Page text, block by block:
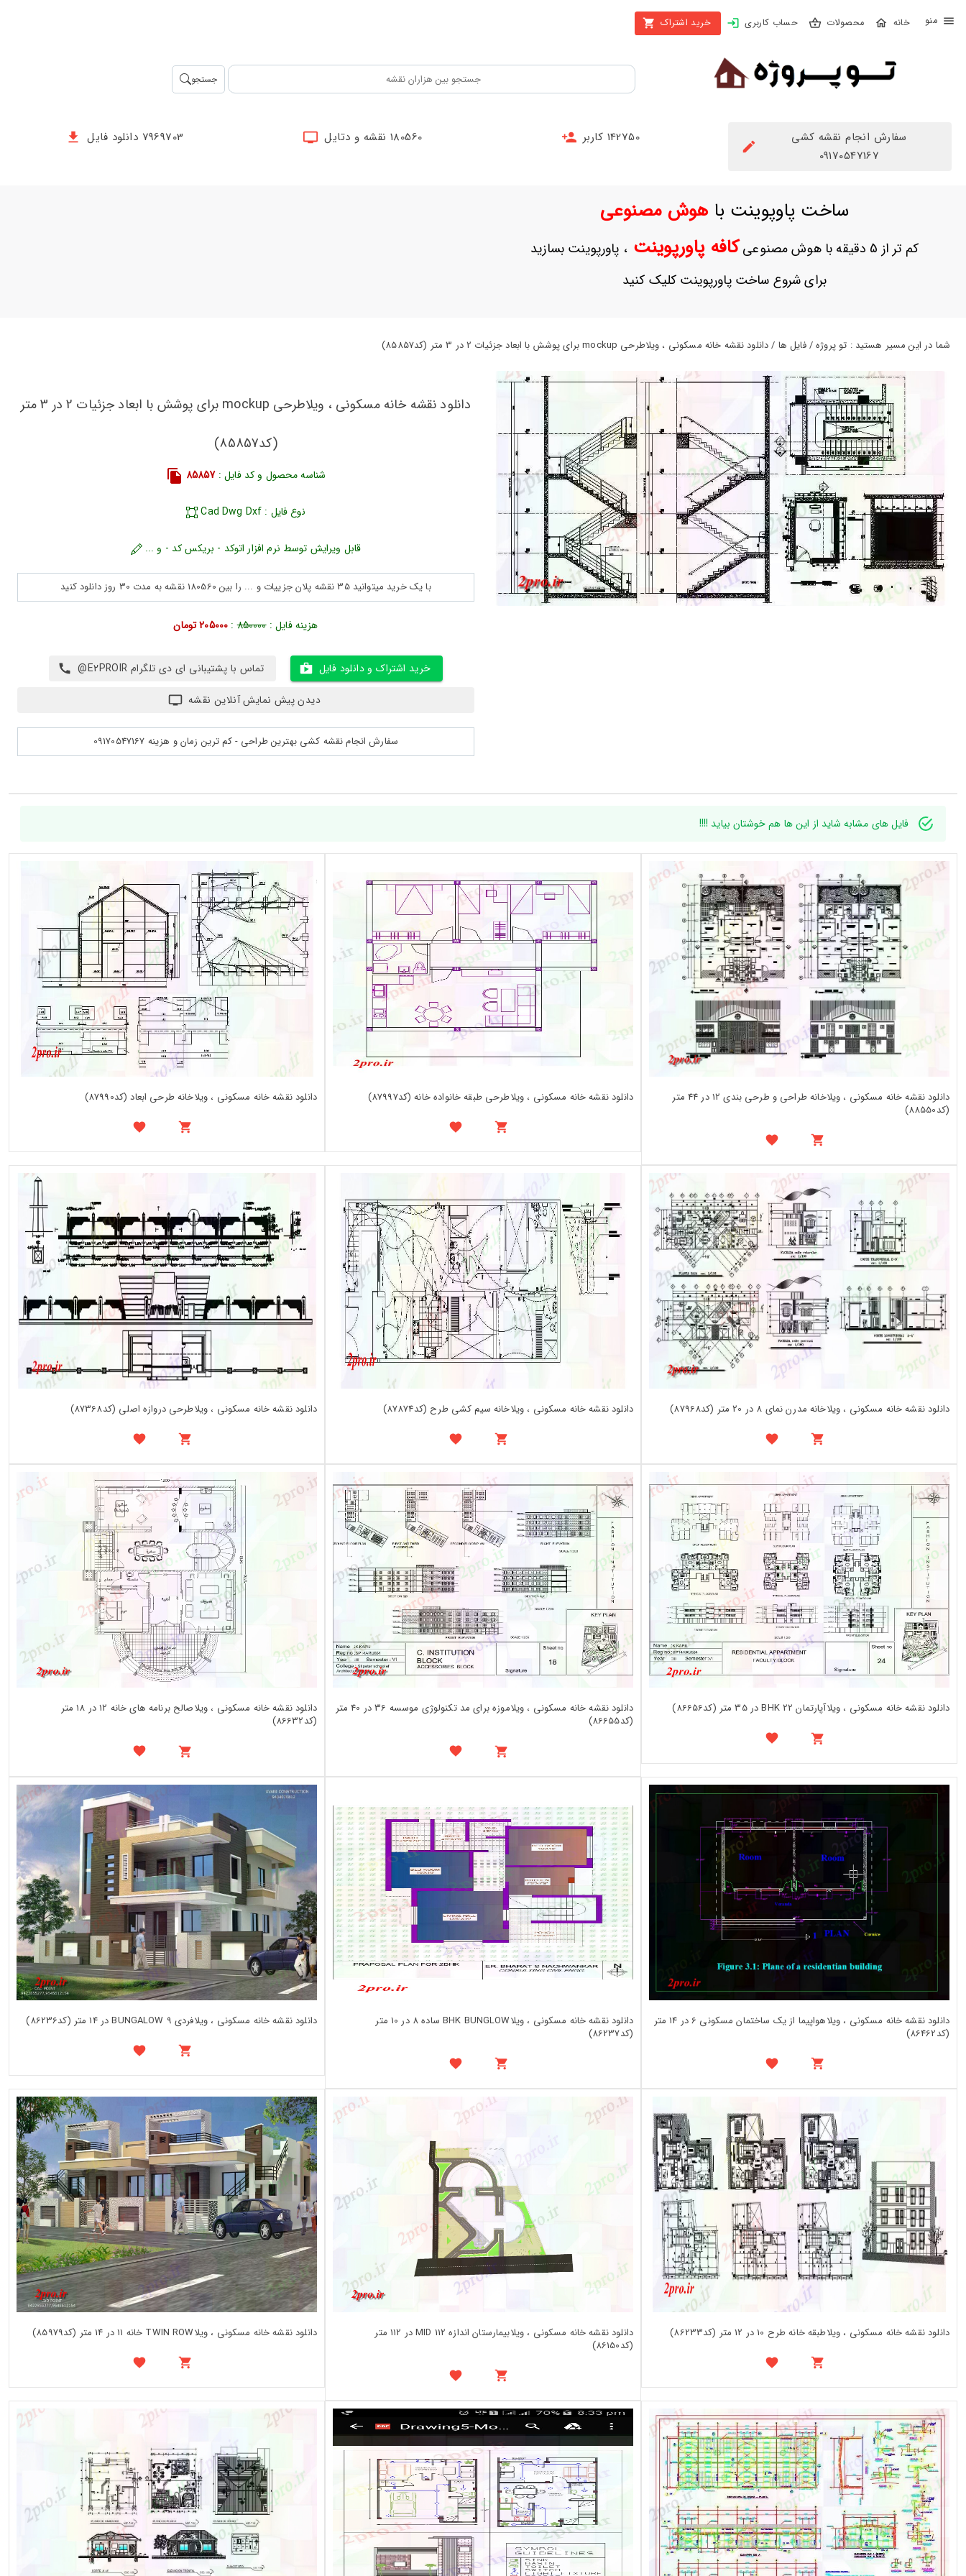
محصولات حساب کاربری خرید اشتراک
بستن
محصولات
حساب
ثبت
نام
بازیابی
رمز
عبور
علاقه
مندی
جستجو
سفارش انجام نقشه کشی
09170547167
142750 کاربر 180560 نقشه و دتایل 7969703 دانلود فایل
ساخت پاوپوینت باهوش مصنوعی
کم تر از 5 دقیقه با هوش مصنوعی کافه پاورپوینت، پاورپوینت بسازید
برای شروع ساخت پاورپوینت کلیک کنید
شما در این مسیر هستید : تو پروژه / فایل ها / دانلود نقشه خانه مسکونی ، ویلاطرحی mockup برای پوشش با ابعاد جزئیات 2 در 3 متر (کد85857)
دانلود نقشه خانه مسکونی ، ویلاطرحی mockup برای پوشش با ابعاد جزئیات 2 در 3 متر
(کد85857)
شناسه محصول و کد فایل :85857
نوع فایل : Cad Dwg Dxf
قابل ویرایش توسط نرم افزار اتوکد - بریکس کد - و ...
با یک خرید میتوانید 35 نقشه پلان جزییات و ... را بین 180560 نقشه به مدت 30 روز دانلود کنید
هزینه فایل :850000
: 205000 تومان
خرید اشتراک و دانلود فایل
تماس با پشتیبانی ای دی تلگرام E2PROIR@
دیدن پیش نمایش آنلاین نقشه
سفارش انجام نقشه کشی بهترین طراحی - کم ترین زمان و هزینه 09170547167
فایل های مشابه شاید از این ها هم خوشتان بیاید !!!!
دانلود نقشه خانه مسکونی ، ویلاخانه طراحی و طرحی بندی 12 در 44 متر
(کد88550)
دانلود نقشه خانه مسکونی ، ویلاطرحی طبقه خانواده خانه (کد87997) دانلود نقشه خانه مسکونی ، ویلاخانه طرحی ابعاد (کد87990)
دانلود نقشه خانه مسکونی ، ویلاخانه مدرن نمای 8 در 20 متر (کد87968) دانلود نقشه خانه مسکونی ، ویلاخانه سیم کشی طرح (کد87874) دانلود نقشه خانه مسکونی ، ویلاطرحی دروازه اصلی (کد87368)
دانلود نقشه خانه مسکونی ، ویلاآپارتمان BHK 22 در 35 متر (کد86656)
دانلود نقشه خانه مسکونی ، ویلاموزه برای مد تکنولوژی موسسه 36 در 40 متر
(کد86655)
دانلود نقشه خانه مسکونی ، ویلاصالح برنامه های خانه 12 در 18 متر
(کد86632)
دانلود نقشه خانه مسکونی ، ویلاهواپیما از یک ساختمان مسکونی 6 در 14 متر
(کد86462)
دانلود نقشه خانه مسکونی ، ویلاBHK BUNGLOW ساده 8 در 10 متر
(کد86237)
دانلود نقشه خانه مسکونی ، ویلافردی BUNGALOW 9 در 14 متر (کد86236)
دانلود نقشه خانه مسکونی ، ویلاطبقه خانه طرح 10 در 12 متر (کد86233)
دانلود نقشه خانه مسکونی ، ویلابیمارستان اندازه MID 112 در 112 متر
(کد86150)
دانلود نقشه خانه مسکونی ، ویلاTWIN ROW خانه 11 در 14 متر (کد85979)